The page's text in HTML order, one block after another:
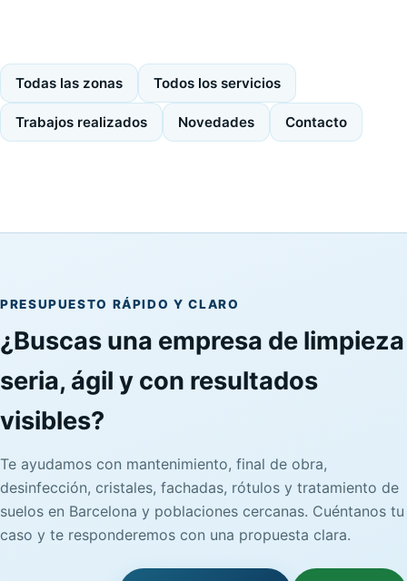
Todas las zonas Todos los servicios
Trabajos realizados Novedades Contacto
PRESUPUESTO RÁPIDO Y CLARO
¿Buscas una empresa de limpieza
seria, ágil y con resultados
visibles?
Te ayudamos con mantenimiento, final de obra,
desinfección, cristales, fachadas, rótulos y tratamiento de
suelos en Barcelona y poblaciones cercanas. Cuéntanos tu
caso y te responderemos con una propuesta clara.